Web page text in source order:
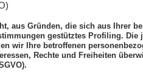
aus Gründen, die sich aus Ihrer
gestütztes Profiling. Die
wir Ihre betroffenen
Rechte und Freiheiten